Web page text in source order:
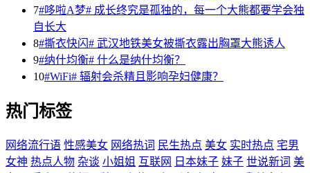
7#哆啦A梦# 成长终究是孤独的，每一个大熊都要学会独
自长大
8#撕衣快闪# 武汉地铁美女被撕衣露出胸罩大熊诱人
9#纳什均衡# 什么是纳什均衡？
10#WiFi# 辐射会杀精且影响孕妇健康？
热门标签
网络流行语 性感美女 网络热词 民生热点 美女 实时热点 宅男
女神 热点人物 杂谈 小姐姐 互联网 日本妹子 妹子 世说新词 美